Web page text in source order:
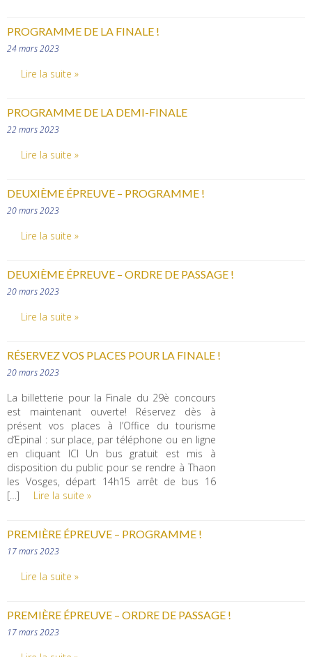
PROGRAMME DE LA FINALE !
24 mars 2023
Lire la suite »
PROGRAMME DE LA DEMI-FINALE
22 mars 2023
Lire la suite »
DEUXIÈME ÉPREUVE – PROGRAMME !
20 mars 2023
Lire la suite »
DEUXIÈME ÉPREUVE – ORDRE DE PASSAGE !
20 mars 2023
Lire la suite »
RÉSERVEZ VOS PLACES POUR LA FINALE !
20 mars 2023
La billetterie pour la Finale du 29è concours
est maintenant ouverte! Réservez dès à
présent vos places à l’Office du tourisme
d’Epinal : sur place, par téléphone ou en ligne
en cliquant ICI Un bus gratuit est mis à
disposition du public pour se rendre à Thaon
les Vosges, départ 14h15 arrêt de bus 16
[…]
Lire la suite »
PREMIÈRE ÉPREUVE – PROGRAMME !
17 mars 2023
Lire la suite »
PREMIÈRE ÉPREUVE – ORDRE DE PASSAGE !
17 mars 2023